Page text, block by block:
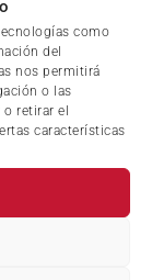
como
del
nos permitirá
o las
retirar el
características
PRIMER